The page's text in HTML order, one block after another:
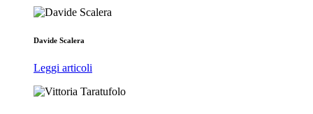
Davide Scalera
Leggi articoli